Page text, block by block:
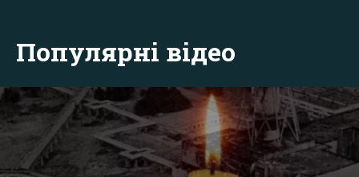
Популярні відео